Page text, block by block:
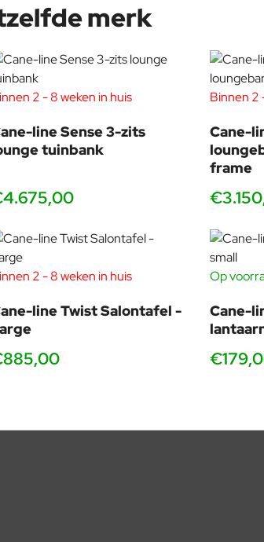
merk
2 - 8 weken in huis
line Sense 3-zits
tuinbank
Binnen 2
Cane-
frame
2 - 8 weken in huis
line Twist Salontafel -
Op
Cane-